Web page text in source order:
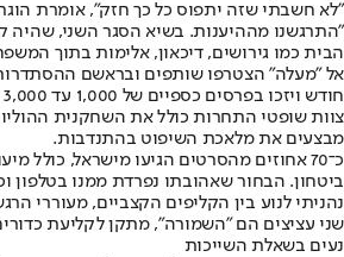
"לא חשבתי שזה יתפוס כל כך חזק", אומרת
"התרגשנו מההיענות. בשיא הסגר השני, שהיה
הבית כמו גירושים, דיכאון, אלימות בתוך
אל "מעלה" הצטרפו שותפים ובראשם ההסתדרות
חודש ויזכו בפרסים כספיים של 1,000 עד 3,000 דולר. כמו כן, יזכו חמישה סרטים נוספים בפרסי "חביבי הקהל", בסך 500 דולר כל אחד. ניתן להצביע לפרס חביב הקהל באמצעות לייק ביו־טיוב עד סוף החודש.
צוות שופטי התחרות כולל את השחקנית
מבצעים את מלאכת השיפוט בהתנדבות.
כ־70 אחוזים מהסרטים הגיעו מישראל,
ביטחון. הבחור שאהובתו נפרדת ממנו בטלפון
נהניתי לנוע בין הקליפים הקצביים, מעוררי
שני עציצים הם "השמורה", מתקן לקליעת
נעים בשאלת השייכות